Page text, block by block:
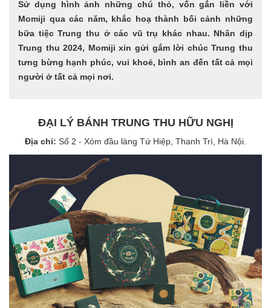
Sử dụng hình ảnh những chú thỏ, vốn gắn liền với
Momiji qua các năm, khắc hoạ thành bối cảnh những
bữa tiệc Trung thu ở các vũ trụ khác nhau. Nhân dịp
Trung thu 2024, Momiji xin gửi gắm lời chúc Trung thu
tưng bừng hạnh phúc, vui khoẻ, bình an đến tất cả mọi
người ở tất cả mọi nơi.
ĐẠI LÝ BÁNH TRUNG THU HỮU NGHỊ
Địa chỉ: Số 2 - Xóm đầu làng Tứ Hiệp, Thanh Trì, Hà Nội.